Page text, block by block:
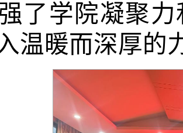
了学院凝聚
温暖而深厚的